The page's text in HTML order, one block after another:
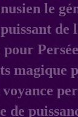
le
pour
magique
de